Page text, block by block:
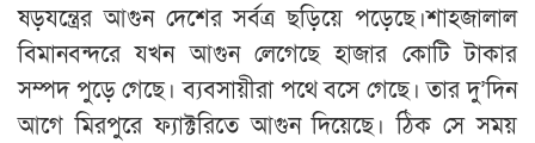
ষড়যন্ত্রের আগুন দেশের সর্বত্র ছড়িয়ে পড়েছে।শাহজালাল
বিমানবন্দরে যখন আগুন লেগেছে হাজার কোটি টাকার
সম্পদ পুড়ে গেছে। ব্যবসায়ীরা পথে বসে গেছে। তার দু’দিন
আগে মিরপুরে ফ্যাক্টরিতে আগুন দিয়েছে। ঠিক সে সময়